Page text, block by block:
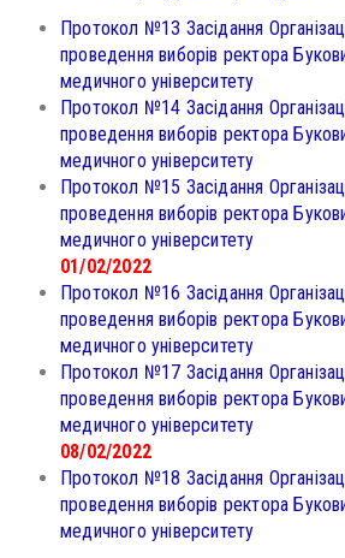
Протокол №13 Засідання
проведення виборів ректора
медичного університету
Протокол №14 Засідання
проведення виборів ректора
медичного університету
Протокол №15 Засідання
проведення виборів ректора
медичного університету
01/02/2022
Протокол №16 Засідання
проведення виборів ректора
медичного університету
Протокол №17 Засідання
проведення виборів ректора
медичного університету
08/02/2022
Протокол №18 Засідання
проведення виборів ректора
медичного університету